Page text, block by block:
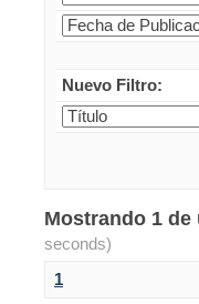
Nuevo Filtro:
Mostrando 1
seconds)
1